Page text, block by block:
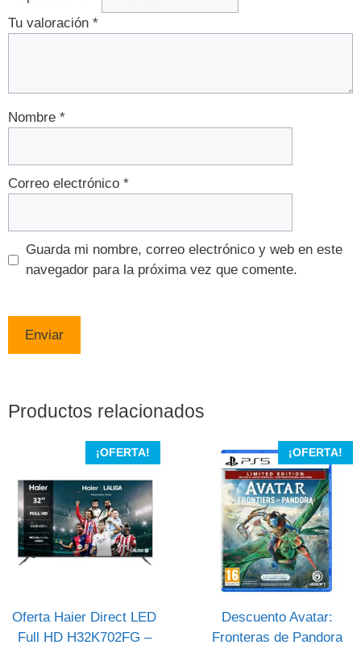
Tu valoración *
Nombre *
Correo electrónico *
Guarda mi nombre, correo electrónico y web en este
navegador para la próxima vez que comente.
Productos relacionados
¡OFERTA!
Oferta Haier Direct LED
Full HD H32K702FG –
¡OFERTA!
Descuento Avatar:
Fronteras de Pandora